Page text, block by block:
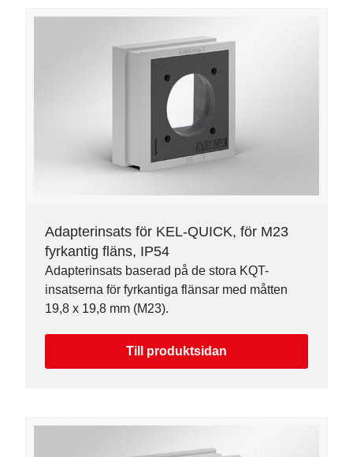
Adapterinsats för KEL-QUICK, för M23
fyrkantig fläns, IP54
Adapterinsats baserad på de stora KQT-
insatserna för fyrkantiga flänsar med måtten
19,8 x 19,8 mm (M23).
Till produktsidan